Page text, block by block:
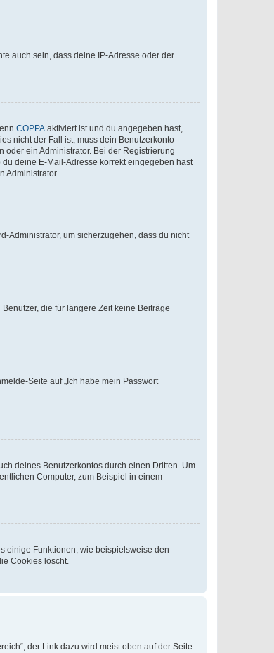
auch sein, dass deine IP-Adresse oder der
COPPA aktiviert ist und du angegeben hast,
nicht der Fall ist, muss dein Benutzerkonto
ein Administrator. Bei der Registrierung
deine E-Mail-Adresse korrekt eingegeben hast
Administrator.
Administrator, um sicherzugehen, dass du nicht
die für längere Zeit keine Beiträge
Seite auf „Ich habe mein Passwort
deines Benutzerkontos durch einen Dritten. Um
Computer, zum Beispiel in einem
einige Funktionen, wie beispielsweise den
Cookies löscht.
der Link dazu wird meist oben auf der Seite